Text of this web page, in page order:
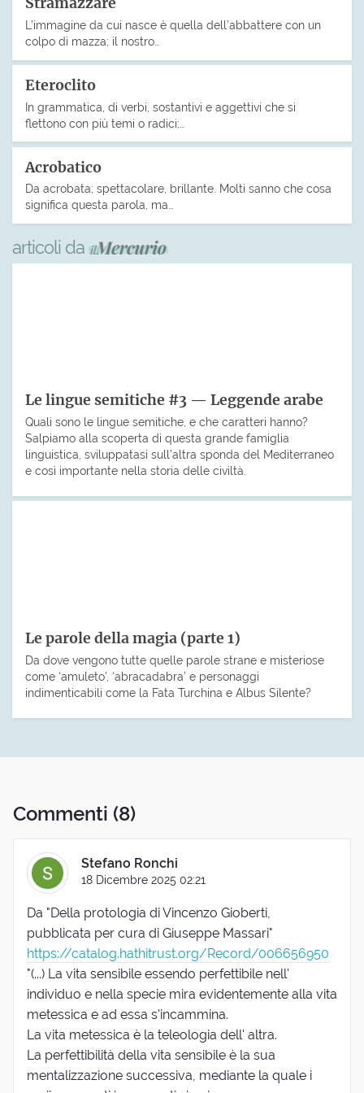
L’immagine da cui nasce è quella dell’abbattere con un
colpo di mazza; il nostro…
Eteroclito
In grammatica, di verbi, sostantivi e aggettivi che si
flettono con più temi o radici;…
Acrobatico
Da acrobata; spettacolare, brillante. Molti sanno che cosa
significa questa parola, ma…
articoli da
Le lingue semitiche #3 — Leggende arabe
Quali sono le lingue semitiche, e che caratteri hanno?
Salpiamo alla scoperta di questa grande famiglia
linguistica, sviluppatasi sull’altra sponda del Mediterraneo
e così importante nella storia delle civiltà.
Le parole della magia (parte 1)
Da dove vengono tutte quelle parole strane e misteriose
come ‘amuleto’, ‘abracadabra’ e personaggi
indimenticabili come la Fata Turchina e Albus Silente?
Commenti (8)
Stefano Ronchi
18 Dicembre 2025 02:21
Da "Della protologia di Vincenzo Gioberti,
pubblicata per cura di Giuseppe Massari"
https://catalog.hathitrust.org/Record/006656950
"(...) La vita sensibile essendo perfettibile nell'
individuo e nella specie mira evidentemente alla vita
metessica e ad essa s'incammina.
La vita metessica è la teleologia dell' altra.
La perfettibilità della vita sensibile è la sua
mentalizzazione successiva, mediante la quale i